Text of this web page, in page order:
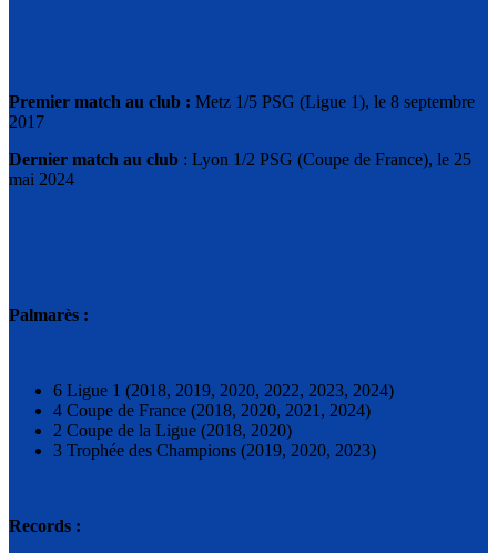
Premier match au club : Metz 1/5 PSG (Ligue 1), le 8 septembre
2017
Dernier match au club : Lyon 1/2 PSG (Coupe de France), le 25
mai 2024
Palmarès :
6 Ligue 1 (2018, 2019, 2020, 2022, 2023, 2024)
4 Coupe de France (2018, 2020, 2021, 2024)
2 Coupe de la Ligue (2018, 2020)
3 Trophée des Champions (2019, 2020, 2023)
Records :